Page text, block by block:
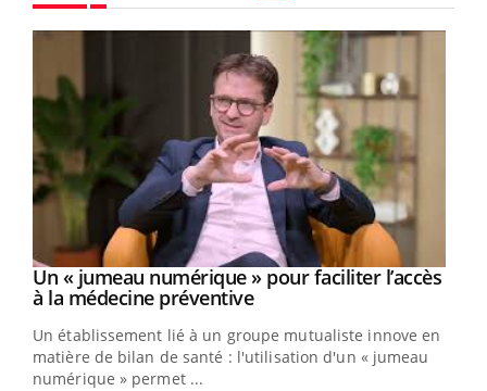
Youtube
Un « jumeau numérique » pour faciliter l’accès
à la médecine préventiveYoutube
Un établissement lié à un groupe mutualiste innove en
matière de bilan de santé : l'utilisation d'un « jumeau
numérique » permet ...